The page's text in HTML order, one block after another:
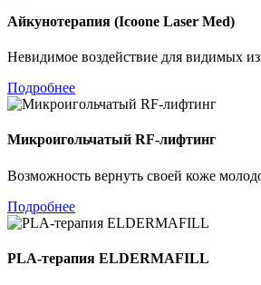
Айкунотерапия (Icoone Laser Med)
Невидимое воздействие для видимых
Подробнее
Микроигольчатый RF-лифтинг
Возможность вернуть своей коже
Подробнее
PLA-терапия ELDERMAFILL